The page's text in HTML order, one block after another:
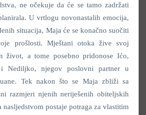
ne očekuje da će se tamo zadržati
U vrtlogu novonastalih emocija,
situacija, Maja će se konačno suočiti
prošlosti. Mještani otoka žive svoj
život, a tome posebno pridonose Ićo,
i Nediljko, njegov poslovni partner u
Tek nakon što se Maja zbliži sa
razmjeri njenih neriješenih obiteljskih
nasljedstvom postaje potraga za vlastitim